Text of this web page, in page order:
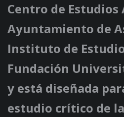
Centro de Estudios
Ayuntamiento de
Instituto de
Fundación
y está diseñada
estudio crítico de